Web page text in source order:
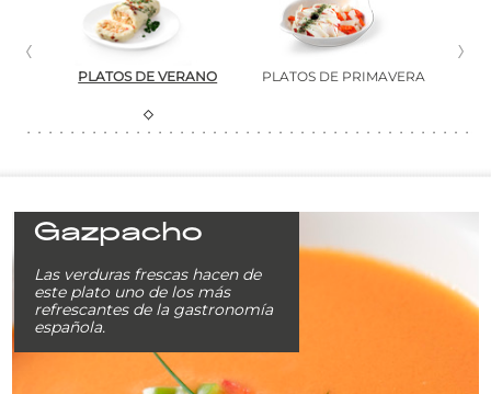
PLATOS DE VERANO PLATOS DE PRIMAVERA
Gazpacho
Las verduras frescas hacen de
este plato uno de los más
refrescantes de la gastronomía
española.